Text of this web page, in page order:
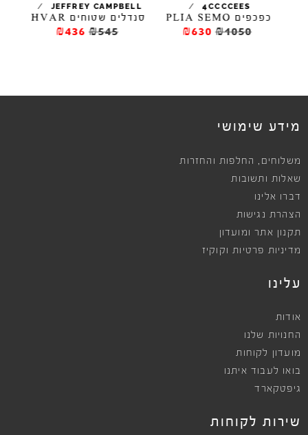
4CCCCEES
/
כפכפים PLIA SEMO
₪1050
₪630
JEFFREY CAMPBELL
/
סנדלים שטוחים HVAR
₪545
₪436
מידע שימושי
משלוחים , החלפות והחזרות
שאלות ותשובות
דברו אלינו
הצהרת נגישות
תקנון אתר ומועדון
מדיניות פרטיות וקוקיז
עלינו
אודות
החנויות שלנו
מועדון לקוחות
בואו לעבוד איתנו
גיפטקארד
שירות לקוחות